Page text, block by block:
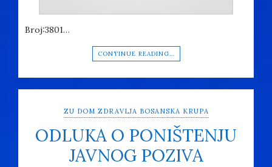
Broj:3801…
CONTINUE READING…
ZU DOM ZDRAVLJA BOSANSKA KRUPA
ODLUKA O PONIŠTENJU
JAVNOG POZIVA